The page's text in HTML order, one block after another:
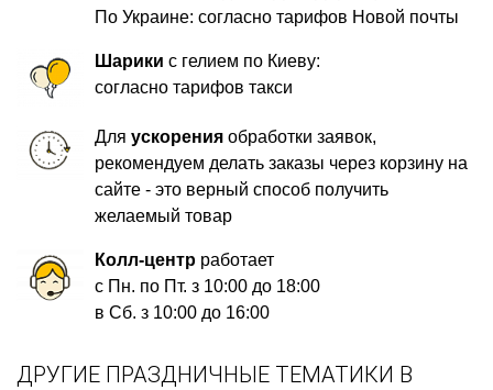
По Украине: согласно тарифов Новой почты
Шарики с гелием по Киеву:
согласно тарифов такси
Дляускорения обработки заявок,
рекомендуем делать заказы через корзину на
сайте - это верный способ получить
желаемый товар
Колл-центр работает
с Пн. по Пт. з 10:00 до 18:00
в Сб. з 10:00 до 16:00
ДРУГИЕ ПРАЗДНИЧНЫЕ ТЕМАТИКИ В